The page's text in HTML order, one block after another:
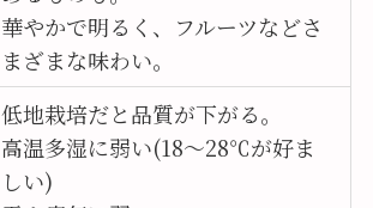
華やかで明るく、フルーツなどさ
まざまな味わい。
低地栽培だと品質が下がる。
高温多湿に弱い(18〜28℃が好ま
しい)